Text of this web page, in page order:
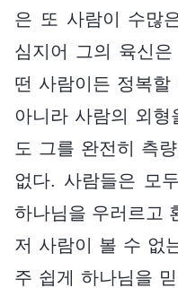
은 또 사람이 수많
심지어 그의 육신
떤 사람이든 정복
아니라 사람의 외
도 그를 완전히 측
없다. 사람들은 모
하나님을 우러르고
저 사람이 볼 수 없
주 쉽게 하나님을